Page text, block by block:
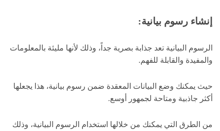
إنشاء رسوم بيانية:
الرسوم البيانية تعد جذابة بصرية جداً، وذلك لأنها مليئة بالمعلومات
والمفيدة والقابلة للفهم.
حيث يمكنك وضع البيانات المعقدة ضمن رسوم بيانية، هذا يجعلها
أكثر جاذبية ومتاحة لجمهور أوسع.
من الطرق التي يمكنك من خلالها استخدام الرسوم البيانية، وذلك